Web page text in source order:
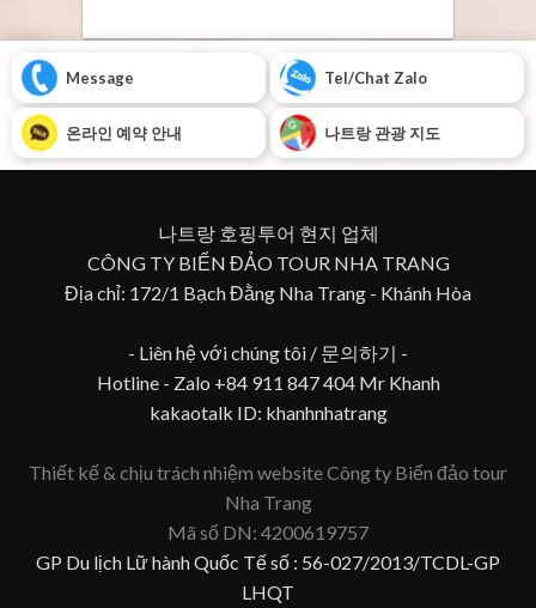
Message Tel/Chat Zalo
온라인 예약 안내 나트랑 관광 지도
나트랑 호핑투어 현지 업체
CÔNG TY BIỂN ĐẢO TOUR NHA TRANG
Địa chỉ: 172/1 Bạch Đằng Nha Trang - Khánh Hòa
- Liên hệ với chúng tôi / 문의하기 -
Hotline - Zalo +84 911 847 404 Mr Khanh
kakaotalk ID: khanhnhatrang
Thiết kế & chịu trách nhiệm website Công ty Biển đảo tour
Nha Trang
Mã số DN: 4200619757
GP Du lịch Lữ hành Quốc Tế số : 56-027/2013/TCDL-GP
LHQT